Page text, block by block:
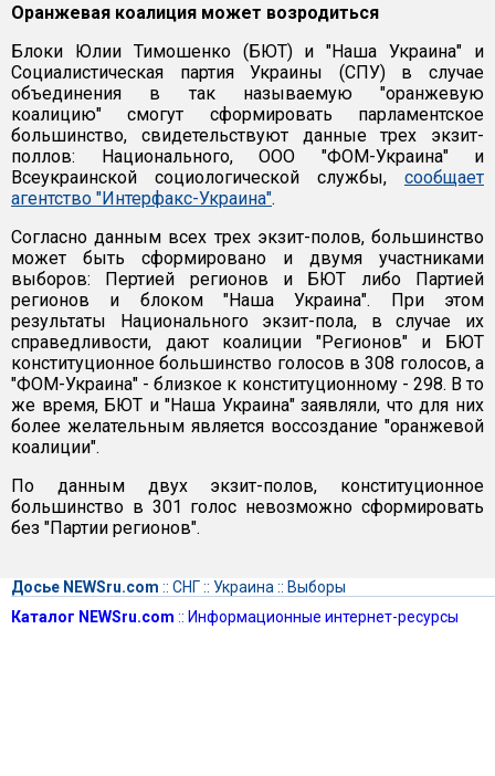
Оранжевая коалиция может возродиться
Блоки Юлии Тимошенко (БЮТ) и "Наша Украина" и
Социалистическая партия Украины (СПУ) в случае
объединения в так называемую "оранжевую
коалицию" смогут сформировать парламентское
большинство, свидетельствуют данные трех экзит-
поллов: Национального, ООО "ФОМ-Украина" и
Всеукраинской социологической службы, сообщает
агентство "Интерфакс-Украина".
Согласно данным всех трех экзит-полов, большинство
может быть сформировано и двумя участниками
выборов: Пертией регионов и БЮТ либо Партией
регионов и блоком "Наша Украина". При этом
результаты Национального экзит-пола, в случае их
справедливости, дают коалиции "Регионов" и БЮТ
конституционное большинство голосов в 308 голосов, а
"ФОМ-Украина" - близкое к конституционному - 298. В то
же время, БЮТ и "Наша Украина" заявляли, что для них
более желательным является воссоздание "оранжевой
коалиции".
По данным двух экзит-полов, конституционное
большинство в 301 голос невозможно сформировать
без "Партии регионов".
Досье NEWSru.com :: СНГ:: Украина :: Выборы
Каталог NEWSru.com :: Информационные интернет-ресурсы